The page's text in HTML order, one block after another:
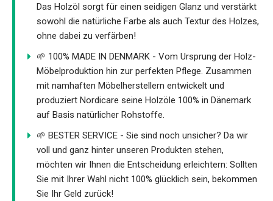
Das Holzöl sorgt für einen seidigen Glanz und verstärkt
sowohl die natürliche Farbe als auch Textur des Holzes,
ohne dabei zu verfärben!
🌱 100% MADE IN DENMARK - Vom Ursprung der Holz-
Möbelproduktion hin zur perfekten Pflege. Zusammen
mit namhaften Möbelherstellern entwickelt und
produziert Nordicare seine Holzöle 100% in Dänemark
auf Basis natürlicher Rohstoffe.
🌱 BESTER SERVICE - Sie sind noch unsicher? Da wir
voll und ganz hinter unseren Produkten stehen,
möchten wir Ihnen die Entscheidung erleichtern: Sollten
Sie mit Ihrer Wahl nicht 100% glücklich sein, bekommen
Sie Ihr Geld zurück!